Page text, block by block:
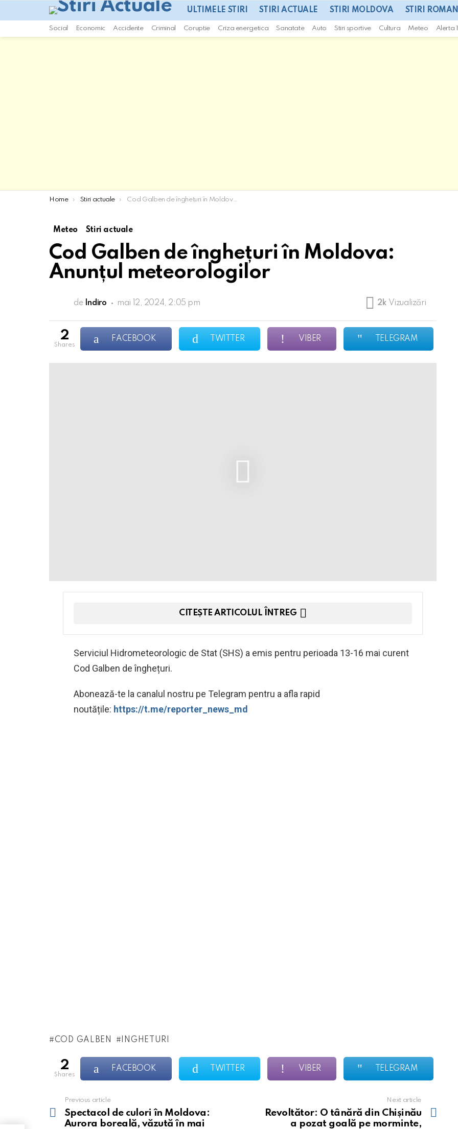
ULTIMELE STIRI STIRI ACTUALE STIRI MOLDOVA STIRI
Social Economic Accidente Criminal Coruptie Criza energetica Sanatate Auto Stiri sportive Cultura Meteo Alerta
You are here:
Home Stiri actuale Cod Galben de înghețuri în Moldova: Anunțul meteorologilor
Meteo Stiri actuale
Cod Galben de înghețuri în Moldova:
Anunțul meteorologilor
de Indiro mai 12, 2024, 2:05 pm 2k Vizualizări
2
shares
FACEBOOK TWITTER VIBER TELEGRAM
CITEȘTE ARTICOLUL ÎNTREG
Serviciul Hidrometeorologic de Stat (SHS) a emis pentru perioada 13-16 mai curent
Cod Galben de înghețuri.
Abonează-te la canalul nostru pe Telegram pentru a afla rapid
noutățile: https://t.me/reporter_news_md
COD GALBEN INGHETURI
2
shares
FACEBOOK TWITTER VIBER TELEGRAM
more
Previous article
Spectacol de culori în Moldova:
Aurora boreală, văzută în mai
Next article
Revoltător: O tânără din Chișinău
a pozat goală pe morminte,